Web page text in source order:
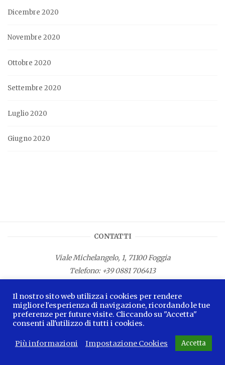
Dicembre 2020
Novembre 2020
Ottobre 2020
Settembre 2020
Luglio 2020
Giugno 2020
CONTATTI
Viale Michelangelo, 1, 71100 Foggia
Telefono: +39 0881 706413
E-mail:info.lamagnacapitana@regione.puglia.it
Il nostro sito web utilizza i cookies per rendere
migliore l'esperienza di navigazione, ricordando le tue
preferenze per future visite. Cliccando su "Accetta"
consenti all'utilizzo di tutti i cookies.
Più informazioni Impostazione Cookies Accetta